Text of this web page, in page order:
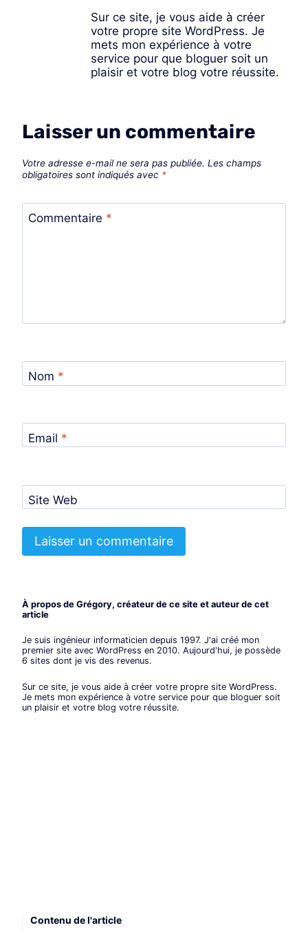
Sur ce site, je vous aide à créer
votre propre site WordPress. Je
mets mon expérience à votre
service pour que bloguer soit un
plaisir et votre blog votre réussite.
Laisser un commentaire
Votre adresse e-mail ne sera pas publiée. Les champs
obligatoires sont indiqués avec *
Commentaire *
Nom *
Email *
Site Web
À propos de Grégory, créateur de ce site et auteur de cet
article
Je suis ingénieur informaticien depuis 1997. J'ai créé mon
premier site avec WordPress en 2010. Aujourd'hui, je possède
6 sites dont je vis des revenus.
Sur ce site, je vous aide à créer votre propre site WordPress.
Je mets mon expérience à votre service pour que bloguer soit
un plaisir et votre blog votre réussite.
Contenu de l'article